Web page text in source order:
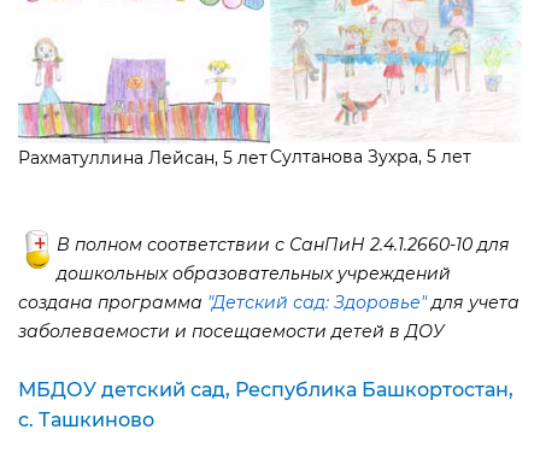
Рахматуллина Лейсан, 5 летСултанова Зухра, 5 лет
полном соответствии с СанПиН 2.4.1.2660-10 для
дошкольных образовательных учреждений
создана программа "Детский сад: Здоровье"для учета
заболеваемости и посещаемости детей в ДОУ
МБДОУ детский сад, Республика Башкортостан,
с. Ташкиново